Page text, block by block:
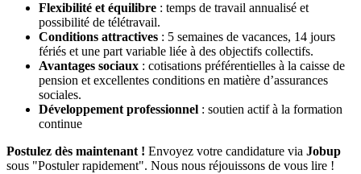
Flexibilité et équilibre : temps de travail annualisé et
possibilité de télétravail.
Conditions attractives : 5 semaines de vacances, 14 jours
fériés et une part variable liée à des objectifs collectifs.
Avantages sociaux : cotisations préférentielles à la caisse de
pension et excellentes conditions en matière d’assurances
sociales.
Développement professionnel : soutien actif à la formation
continue
Postulez dès maintenant ! Envoyez votre candidature via Jobup
sous "Postuler rapidement". Nous nous réjouissons de vous lire !